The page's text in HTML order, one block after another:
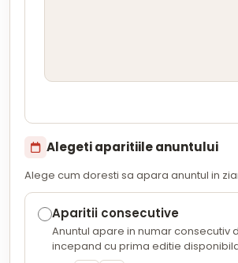
Alegeti aparitiile anuntului
Alege cum doresti sa apara anuntul in
Aparitii consecutive
Anuntul apare in numar consecutiv
incepand cu prima editie